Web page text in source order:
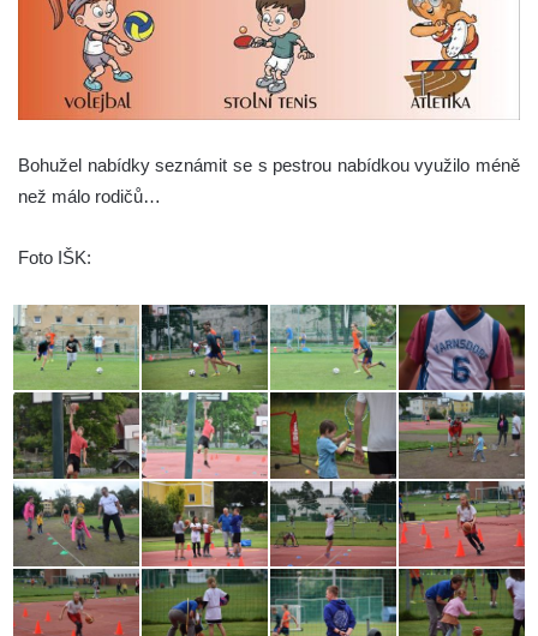
Bohužel nabídky seznámit se s pestrou nabídkou využilo méně
než málo rodičů…
Foto IŠK: